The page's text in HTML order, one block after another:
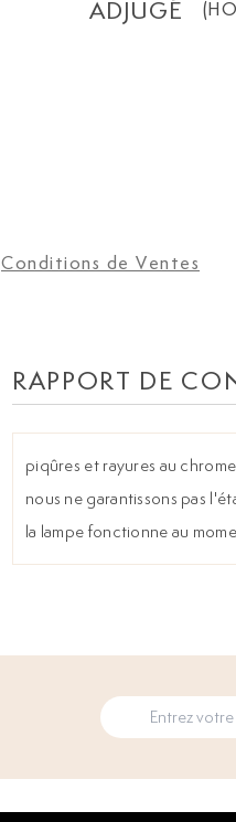
ADJUGÉ
Conditions de Ventes
RAPPORT DE
piqûres et rayures au chrome
nous ne garantissons pas
la lampe fonctionne au